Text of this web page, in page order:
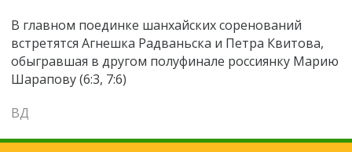
В главном поединке шанхайских соренований
встретятся Агнешка Радваньска и Петра Квитова,
обыгравшая в другом полуфинале россиянку Марию
Шарапову (6:3, 7:6)
ВД